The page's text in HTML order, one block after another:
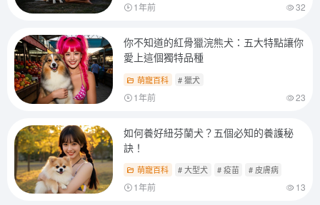
1年前 32
你不知道的紅骨獵浣熊犬：五大特點讓你
愛上這個獨特品種
萌寵百科 # 獵犬
1年前 23
如何養好紐芬蘭犬？五個必知的養護秘
訣！
萌寵百科 # 大型犬 # 疫苗 # 皮膚病
1年前 13